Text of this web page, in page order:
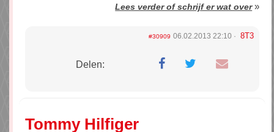
Lees verder of schrijf er wat over»
#30909 06.02.2013 22:10 8T3
Delen:
Tommy Hilfiger